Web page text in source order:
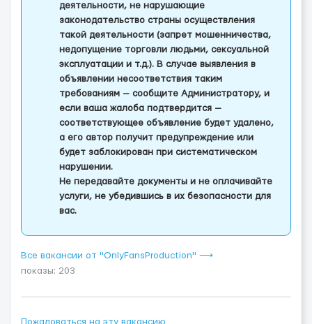
деятельности, не нарушающие
законодательство страны осуществления
такой деятельности (запрет мошенничества,
недопущение торговли людьми, сексуальной
эксплуатации и т.д.). В случае выявления в
объявлении несоответствия таким
требованиям — сообщите Администратору, и
если ваша жалоба подтвердится —
соответствующее объявление будет удалено,
а его автор получит предупреждение или
будет заблокирован при систематическом
нарушении.
Не передавайте документы и не оплачивайте
услуги, не убедившись в их безопасности для
вас.
Все вакансии от "OnlyFansProduction" ⟶
показы: 203
Пожаловаться на эту вакансию